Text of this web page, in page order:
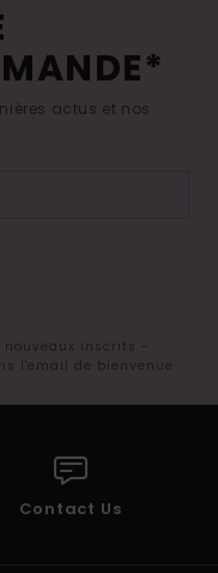
actus et nos
inscrits -
l'email de bienvenue
Contact Us